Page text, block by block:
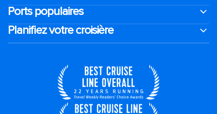
Ports populaires
Planifiez votre croisière